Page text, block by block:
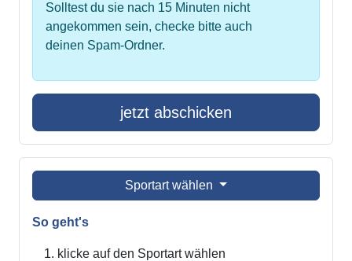
Solltest du sie nach 15 Minuten nicht
angekommen sein, checke bitte auch
deinen Spam-Ordner.
jetzt abschicken
Sportart wählen
So geht's
klicke auf den Sportart wählen